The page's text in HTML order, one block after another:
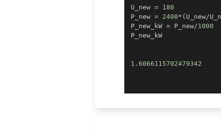
U_new = 180
P_new = 2400* ( U_new/
P_new_kW = P_new/1000
1.6066115702479342